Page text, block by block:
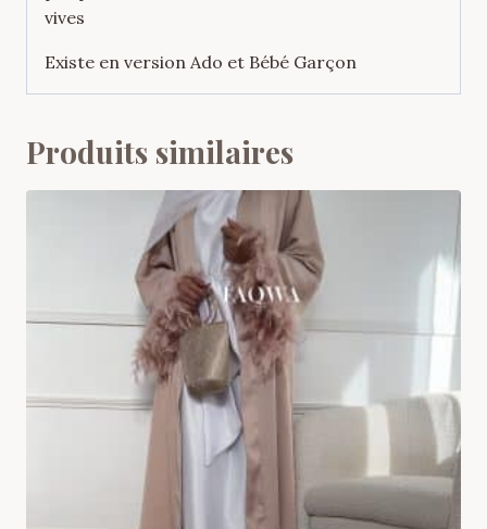
vives
Existe en version Ado et Bébé Garçon
Produits similaires